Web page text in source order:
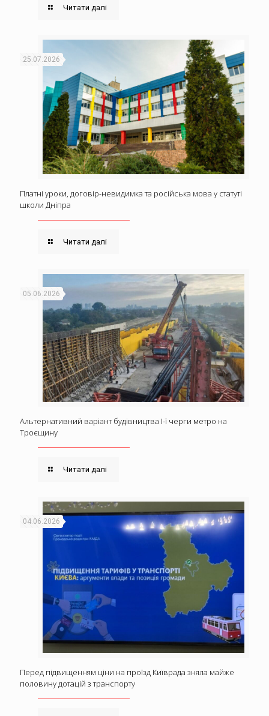
Читати далі
25.07.2026
Платні уроки, договір-невидимка та російська мова у статуті
школи Дніпра
Читати далі
05.06.2026
Альтернативний варіант будівництва І-ї черги метро на
Троєщину
Читати далі
04.06.2026
Перед підвищенням ціни на проїзд Київрада зняла майже
половину дотацій з транспорту